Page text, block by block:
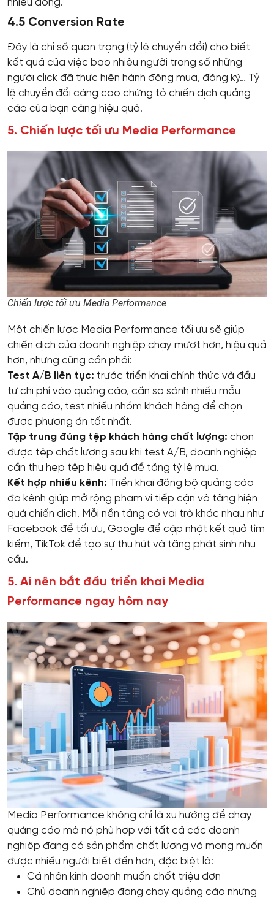
nhiêu đồng.
4.5 Conversion Rate
Đây là chỉ số quan trọng (tỷ lệ chuyển đổi) cho biết
kết quả của việc bao nhiêu người trong số những
người click đã thực hiện hành động mua, đăng ký… Tỷ
lệ chuyển đổi càng cao chứng tỏ chiến dịch quảng
cáo của bạn càng hiệu quả.
5. Chiến lược tối ưu Media Performance
Chiến lược tối ưu Media Performance
Một chiến lược Media Performance tối ưu sẽ giúp
chiến dịch của doanh nghiệp chạy mượt hơn, hiệu quả
hơn, nhưng cũng cần phải:
Test A/B liên tục: trước triển khai chính thức và đầu
tư chi phí vào quảng cáo, cần so sánh nhiều mẫu
quảng cáo, test nhiều nhóm khách hàng để chọn
được phương án tốt nhất.
Tập trung đúng tệp khách hàng chất lượng: chọn
được tệp chất lượng sau khi test A/B, doanh nghiệp
cần thu hẹp tệp hiệu quả để tăng tỷ lệ mua.
Kết hợp nhiều kênh: Triển khai đồng bộ quảng cáo
đa kênh giúp mở rộng phạm vi tiếp cận và tăng hiện
quả chiến dịch. Mỗi nền tảng có vai trò khác nhau như
Facebook để tối ưu, Google để cập nhật kết quả tìm
kiếm, TikTok để tạo sự thu hút và tăng phát sinh nhu
cầu.
5. Ai nên bắt đầu triển khai Media
Performance ngay hôm nay
Media Performance không chỉ là xu hướng để chạy
quảng cáo mà nó phù hợp với tất cả các doanh
nghiệp đang có sản phẩm chất lượng và mong muốn
được nhiều người biết đến hơn, đặc biệt là:
Cá nhân kinh doanh muốn chốt triệu đơn
Chủ doanh nghiệp đang chạy quảng cáo nhưng